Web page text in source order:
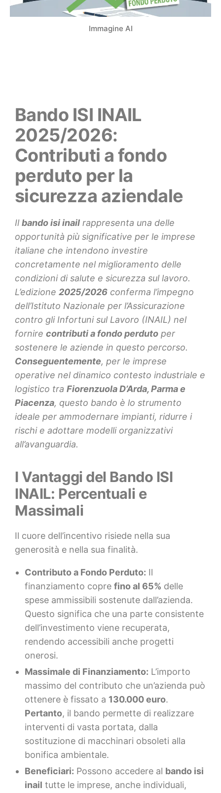
Immagine AI
Bando ISI INAIL
2025/2026:
Contributi a fondo
perduto per la
sicurezza aziendale
Il bando isi inail rappresenta una delle
opportunità più significative per le imprese
italiane che intendono investire
concretamente nel miglioramento delle
condizioni di salute e sicurezza sul lavoro.
L’edizione 2025/2026 conferma l’impegno
dell’Istituto Nazionale per l’Assicurazione
contro gli Infortuni sul Lavoro (INAIL) nel
fornire contributi a fondo perduto per
sostenere le aziende in questo percorso.
Conseguentemente, per le imprese
operative nel dinamico contesto industriale e
logistico tra Fiorenzuola D’Arda, Parma e
Piacenza, questo bando è lo strumento
ideale per ammodernare impianti, ridurre i
rischi e adottare modelli organizzativi
all’avanguardia.
I Vantaggi del Bando ISI
INAIL: Percentuali e
Massimali
Il cuore dell’incentivo risiede nella sua
generosità e nella sua finalità.
Contributo a Fondo Perduto: Il
finanziamento copre fino al 65% delle
spese ammissibili sostenute dall’azienda.
Questo significa che una parte consistente
dell’investimento viene recuperata,
rendendo accessibili anche progetti
onerosi.
Massimale di Finanziamento: L’importo
massimo del contributo che un’azienda può
ottenere è fissato a 130.000 euro.
Pertanto, il bando permette di realizzare
interventi di vasta portata, dalla
sostituzione di macchinari obsoleti alla
bonifica ambientale.
Beneficiari: Possono accedere al bando isi
inail tutte le imprese, anche individuali,